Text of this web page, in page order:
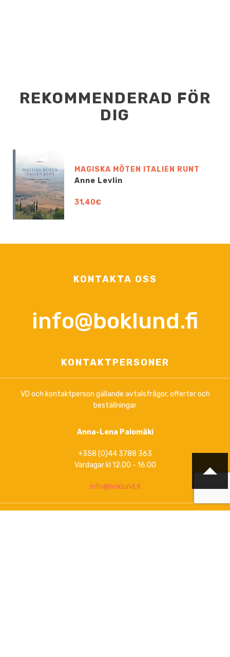
REKOMMENDERAD FÖR
DIG
MAGISKA MÖTEN ITALIEN RUNT
Anne Levlin
31,40€
KONTAKTA OSS
info@boklund.fi
KONTAKTPERSONER
VD och kontaktperson gällande avtalsfrågor, offerter och
beställningar
Anna-Lena Palomäki
+358 (0)44 3788 363
Vardagar kl 12.00 - 16.00
info@boklund.fi